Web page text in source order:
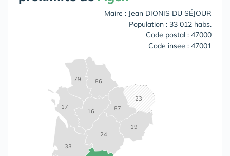
Maire : Jean DIONIS DU SÉJOUR
Population : 33 012 habs.
Code postal : 47000
Code insee : 47001
16
17
19
23
24
33
79 86
87